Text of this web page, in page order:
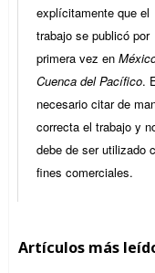
explícitamente que el
trabajo se publicó por
primera vez en
Cuenca del Pacífico.
necesario citar de
correcta el trabajo y
debe de ser utilizado
fines comerciales.
Artículos más